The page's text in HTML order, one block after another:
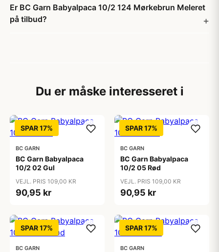
Er BC Garn Babyalpaca 10/2 124 Mørkebrun Meleret
på tilbud?
Du er måske interesseret i
SPAR 17%
BC GARN
BC Garn Babyalpaca
10/2 02 Gul
VEJL. PRIS 109,00 KR
90,95 kr
SPAR 17%
BC GARN
BC Garn Babyalpaca
10/2 05 Rød
VEJL. PRIS 109,00 KR
90,95 kr
SPAR 17%
BC GARN
SPAR 17%
BC GARN